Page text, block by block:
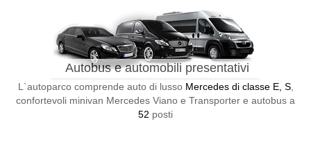
Autobus e automobili presentativi
L`autoparco comprende auto di lusso Mercedes di classe E, S,
confortevoli minivan Mercedes Viano e Transporter e autobus a
52 posti